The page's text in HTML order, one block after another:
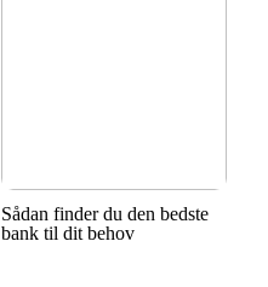
Sådan finder du den bedste
bank til dit behov